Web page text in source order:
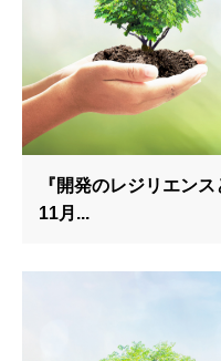
『開発のレジリエン
11月...